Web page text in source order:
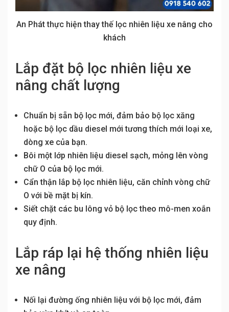
An Phát thực hiện thay thế lọc nhiên liệu xe nâng cho
khách
Lắp đặt bộ lọc nhiên liệu xe
nâng chất lượng
Chuẩn bị sẵn bộ lọc mới, đảm bảo bộ lọc xăng
hoặc bộ lọc dầu diesel mới tương thích mới loại xe,
dòng xe của bạn.
Bôi một lớp nhiên liệu diesel sạch, mỏng lên vòng
chữ O của bộ lọc mới.
Cẩn thận lắp bộ lọc nhiên liệu, căn chỉnh vòng chữ
O với bề mặt bị kín.
Siết chặt các bu lông vỏ bộ lọc theo mô-men xoắn
quy định.
Lắp ráp lại hệ thống nhiên liệu
xe nâng
Nối lại đường ống nhiên liệu với bộ lọc mới, đảm